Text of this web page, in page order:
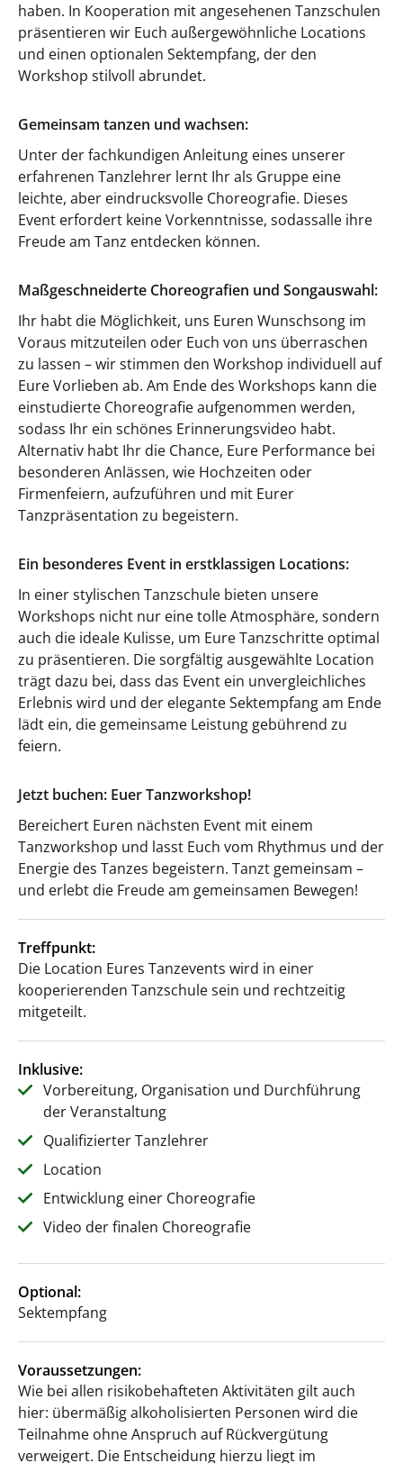
haben. In Kooperation mit angesehenen Tanzschulen
präsentieren wir Euch außergewöhnliche Locations
und einen optionalen Sektempfang, der den
Workshop stilvoll abrundet.
Gemeinsam tanzen und wachsen:
Unter der fachkundigen Anleitung eines unserer
erfahrenen Tanzlehrer lernt Ihr als Gruppe eine
leichte, aber eindrucksvolle Choreografie. Dieses
Event erfordert keine Vorkenntnisse, sodassalle ihre
Freude am Tanz entdecken können.
Maßgeschneiderte Choreografien und Songauswahl:
Ihr habt die Möglichkeit, uns Euren Wunschsong im
Voraus mitzuteilen oder Euch von uns überraschen
zu lassen – wir stimmen den Workshop individuell auf
Eure Vorlieben ab. Am Ende des Workshops kann die
einstudierte Choreografie aufgenommen werden,
sodass Ihr ein schönes Erinnerungsvideo habt.
Alternativ habt Ihr die Chance, Eure Performance bei
besonderen Anlässen, wie Hochzeiten oder
Firmenfeiern, aufzuführen und mit Eurer
Tanzpräsentation zu begeistern.
Ein besonderes Event in erstklassigen Locations:
In einer stylischen Tanzschule bieten unsere
Workshops nicht nur eine tolle Atmosphäre, sondern
auch die ideale Kulisse, um Eure Tanzschritte optimal
zu präsentieren. Die sorgfältig ausgewählte Location
trägt dazu bei, dass das Event ein unvergleichliches
Erlebnis wird und der elegante Sektempfang am Ende
lädt ein, die gemeinsame Leistung gebührend zu
feiern.
Jetzt buchen: Euer Tanzworkshop!
Bereichert Euren nächsten Event mit einem
Tanzworkshop und lasst Euch vom Rhythmus und der
Energie des Tanzes begeistern. Tanzt gemeinsam –
und erlebt die Freude am gemeinsamen Bewegen!
Treffpunkt:
Die Location Eures Tanzevents wird in einer
kooperierenden Tanzschule sein und rechtzeitig
mitgeteilt.
Inklusive:
Vorbereitung, Organisation und Durchführung
der Veranstaltung
Qualifizierter Tanzlehrer
Location
Entwicklung einer Choreografie
Video der finalen Choreografie
Optional:
Sektempfang
Voraussetzungen:
Wie bei allen risikobehafteten Aktivitäten gilt auch
hier: übermäßig alkoholisierten Personen wird die
Teilnahme ohne Anspruch auf Rückvergütung
verweigert. Die Entscheidung hierzu liegt im